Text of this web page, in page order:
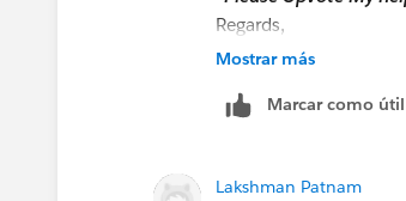
Regards,
Lakshman.
Mostrar más
Marcar como útil
Lakshman Patnam